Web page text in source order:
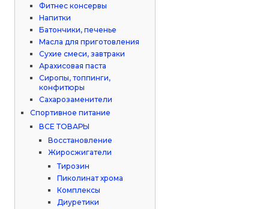
Фитнес консервы
Напитки
Батончики, печенье
Масла для приготовления
Сухие смеси, завтраки
Арахисовая паста
Сиропы, топпинги,
конфитюры
Сахарозаменители
Спортивное питание
ВСЕ ТОВАРЫ
Восстановление
Жиросжигатели
Тирозин
Пиколинат хрома
Комплексы
Диуретики